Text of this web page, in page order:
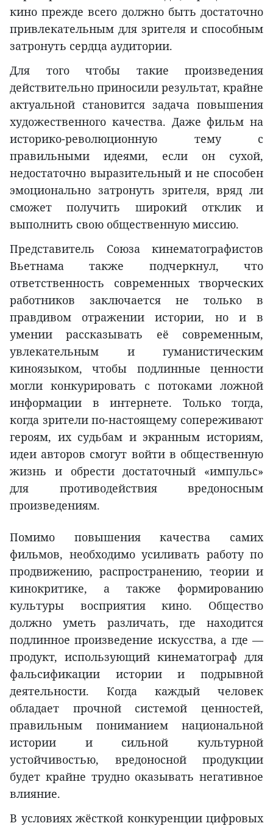
кино прежде всего должно быть достаточно
привлекательным для зрителя и способным
затронуть сердца аудитории.
Для того чтобы такие произведения
действительно приносили результат, крайне
актуальной становится задача повышения
художественного качества. Даже фильм на
историко-революционную тему с
правильными идеями, если он сухой,
недостаточно выразительный и не способен
эмоционально затронуть зрителя, вряд ли
сможет получить широкий отклик и
выполнить свою общественную миссию.
Представитель Союза кинематографистов
Вьетнама также подчеркнул, что
ответственность современных творческих
работников заключается не только в
правдивом отражении истории, но и в
умении рассказывать её современным,
увлекательным и гуманистическим
киноязыком, чтобы подлинные ценности
могли конкурировать с потоками ложной
информации в интернете. Только тогда,
когда зрители по-настоящему сопереживают
героям, их судьбам и экранным историям,
идеи авторов смогут войти в общественную
жизнь и обрести достаточный «импульс»
для противодействия вредоносным
произведениям.
Помимо повышения качества самих
фильмов, необходимо усиливать работу по
продвижению, распространению, теории и
кинокритике, а также формированию
культуры восприятия кино. Общество
должно уметь различать, где находится
подлинное произведение искусства, а где —
продукт, использующий кинематограф для
фальсификации истории и подрывной
деятельности. Когда каждый человек
обладает прочной системой ценностей,
правильным пониманием национальной
истории и сильной культурной
устойчивостью, вредоносной продукции
будет крайне трудно оказывать негативное
влияние.
В условиях жёсткой конкуренции цифровых